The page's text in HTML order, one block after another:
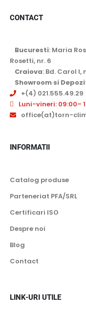
CONTACT
Bucuresti: Maria
Rosetti, nr. 6
Craiova: Bd. Carol I,
Showroom si
+(4) 021.555.49.29
Luni-vineri: 09:00–
office(at)torn-
INFORMATII
Catalog produse
Parteneriat PFA/SRL
Certificari ISO
Despre noi
Blog
Contact
LINK-URI UTILE